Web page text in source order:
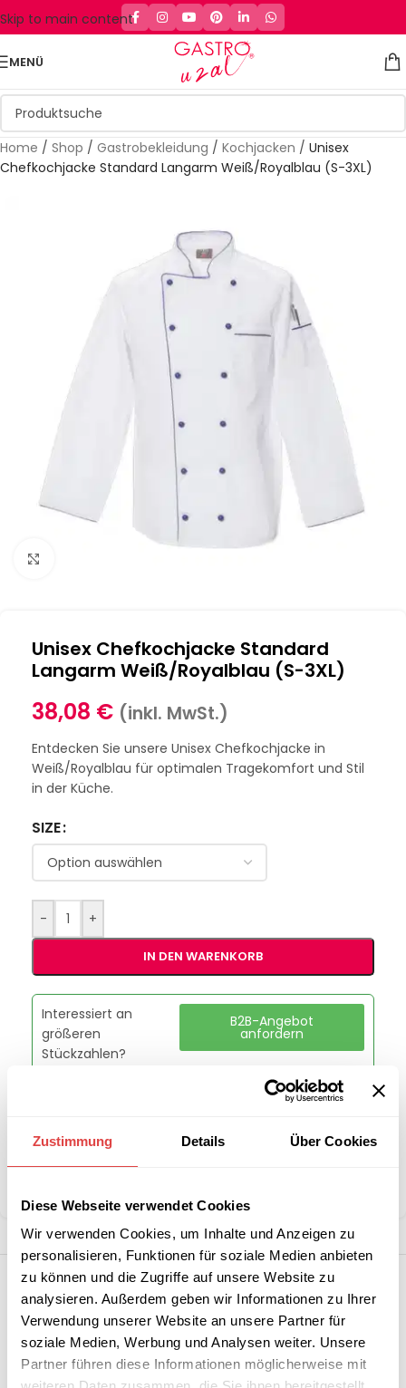
Zustimmung Details Über Cookies
Diese Webseite verwendet Cookies
Wir verwenden Cookies, um Inhalte und Anzeigen zu
personalisieren, Funktionen für soziale Medien anbieten
zu können und die Zugriffe auf unsere Website zu
analysieren. Außerdem geben wir Informationen zu Ihrer
Verwendung unserer Website an unsere Partner für
soziale Medien, Werbung und Analysen weiter. Unsere
Partner führen diese Informationen möglicherweise mit
Skip to main content
MENÜ
Home / Shop / Gastrobekleidung / Kochjacken / Unisex
Chefkochjacke Standard Langarm Weiß/Royalblau (S-3XL)
Unisex Chefkochjacke Standard
Langarm Weiß/Royalblau (S-3XL)
38,08 € (inkl. MwSt.)
Entdecken Sie unsere Unisex Chefkochjacke in
Weiß/Royalblau für optimalen Tragekomfort und Stil
in der Küche.
SIZE
- +
IN DEN WARENKORB
Interessiert an
größeren
Stückzahlen?
B2B-Angebot
anfordern
Kategorie: Kochjacken